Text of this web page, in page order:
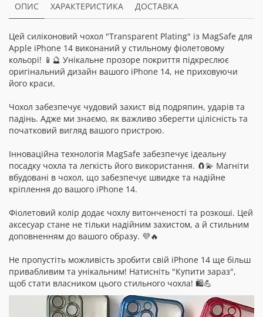
ОПИС ХАРАКТЕРИСТИКА ДОСТАВКА
Цей силіконовий чохол "Transparent Plating" із MagSafe для
Apple iPhone 14 виконаний у стильному фіолетовому
кольорі! 📱🔮 Унікальне прозоре покриття підкреслює
оригінальний дизайн вашого iPhone 14, не приховуючи
його краси.
Чохол забезпечує чудовий захист від подряпин, ударів та
падінь. Адже ми знаємо, як важливо зберегти цілісність та
початковий вигляд вашого пристрою.
Інноваційна технологія MagSafe забезпечує ідеальну
посадку чохла та легкість його використання. 🧲💫 Магніти
вбудовані в чохол, що забезпечує швидке та надійне
кріплення до вашого iPhone 14.
Фіолетовий колір додає чохлу витонченості та розкоші. Цей
аксесуар стане не тільки надійним захистом, а й стильним
доповненням до вашого образу. 💜🔥
Не пропустіть можливість зробити свій iPhone 14 ще більш
привабливим та унікальним! Натисніть "Купити зараз",
щоб стати власником цього стильного чохла! 🛍️💪